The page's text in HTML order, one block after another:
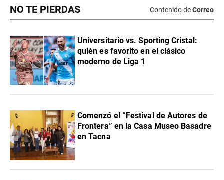
NO TE PIERDAS Contenido deCorreo
Universitario vs. Sporting Cristal:
quién es favorito en el clásico
moderno de Liga 1
Comenzó el “Festival de Autores de
Frontera” en la Casa Museo Basadre
en Tacna